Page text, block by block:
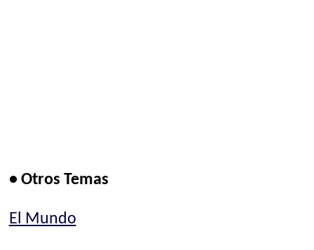
• Otros Temas
El Mundo